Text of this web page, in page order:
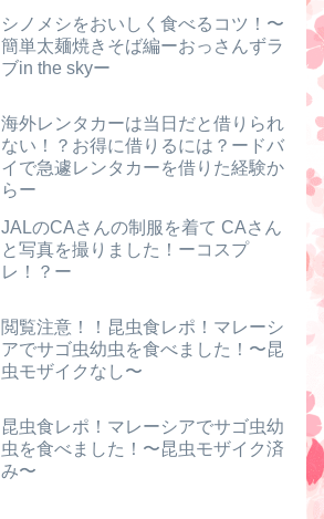
シノメシをおいしく食べるコツ！〜
簡単太麺焼きそば編ーおっさんずラ
ブin the skyー
海外レンタカーは当日だと借りられ
ない！？お得に借りるには？ードバ
イで急遽レンタカーを借りた経験か
らー
JALのCAさんの制服を着て CAさん
と写真を撮りました！ーコスプ
レ！？ー
閲覧注意！！昆虫食レポ！マレーシ
アでサゴ虫幼虫を食べました！〜昆
虫モザイクなし〜
昆虫食レポ！マレーシアでサゴ虫幼
虫を食べました！〜昆虫モザイク済
み〜